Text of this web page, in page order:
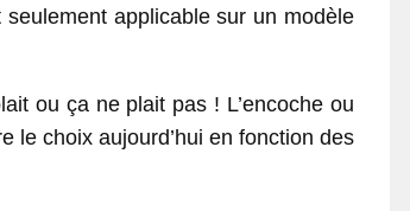
applicable sur un modèle
ou ça ne plait pas ! L’encoche ou
le choix aujourd’hui en fonction des